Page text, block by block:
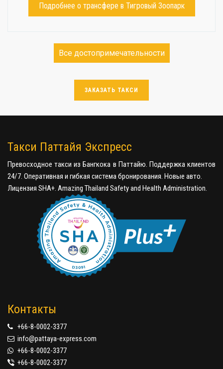
Подробнее о трансфере в Тигровый Зоопарк
Все достопримечательности
ЗАКАЗАТЬ ТАКСИ
Такси Паттайя Экспресс
Превосходное такси из Бангкока в Паттайю. Поддержка клиентов
24/7. Оперативная и гибкая система бронирования. Новые авто.
Лицензия SHA+. Amazing Thailand Safety and Health Administration.
Контакты
+66-8-0002-3377
info@pattaya-express.com
+66-8-0002-3377
+66-8-0002-3377